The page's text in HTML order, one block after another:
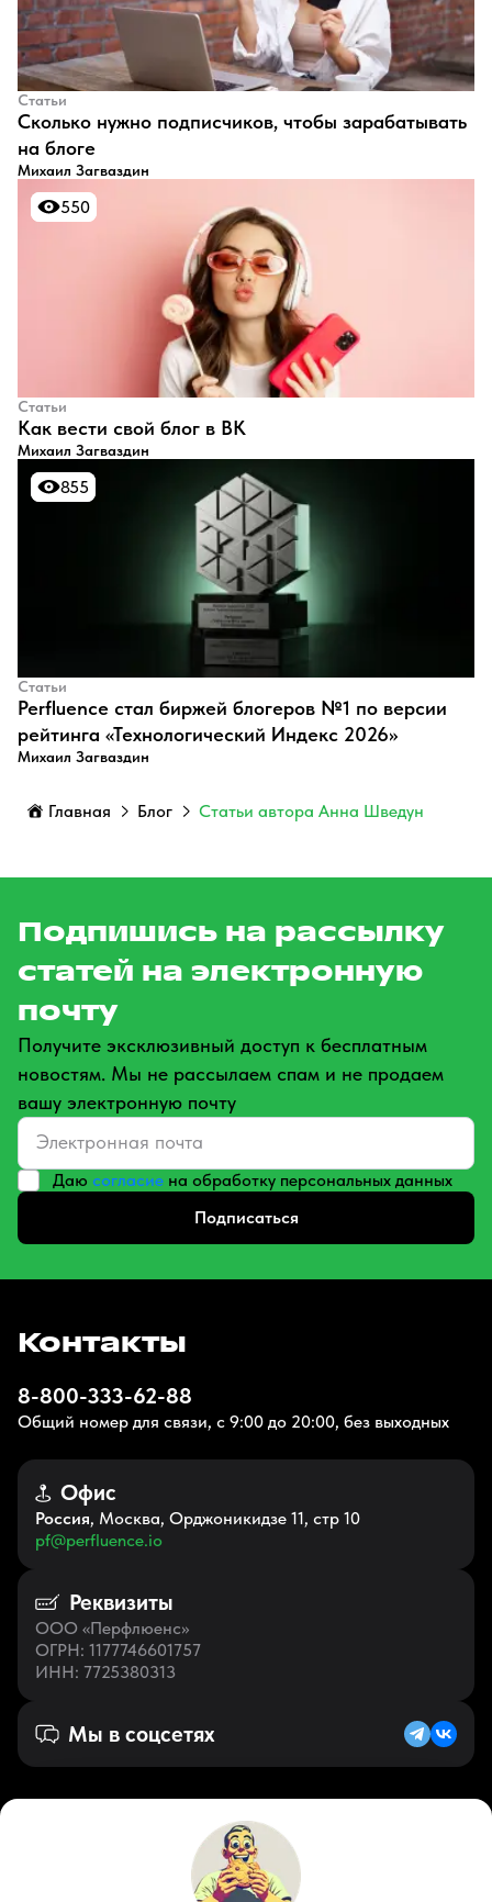
Статьи
​Сколько нужно подписчиков, чтобы зарабатывать
на блоге
Михаил Загваздин
550
550
Статьи
​Как вести свой блог в ВК
Михаил Загваздин
855
855
Статьи
Perfluence стал биржей блогеров №1 по версии
рейтинга «Технологический Индекс 2026»
Михаил Загваздин
Главная Блог Статьи автора Анна Шведун
Подпишись на рассылку
статей на электронную
почту
Получите эксклюзивный доступ к бесплатным
новостям. Мы не рассылаем спам и не продаем
вашу электронную почту
Даю согласие на обработку персональных данных
Подписаться
Контакты
8-800-333-62-88
Общий номер для связи, с 9:00 до 20:00, без выходных
Офис
Россия, Москва, Орджоникидзе 11, стр 10
pf@perfluence.io
Реквизиты
ООО «Перфлюенс»
ОГРН: 1177746601757
ИНН: 7725380313
Мы в соцсетях
Русский (RU)